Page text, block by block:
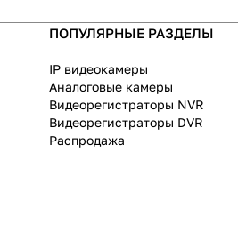
ПОПУЛЯРНЫЕ РАЗДЕЛЫ
IP видеокамеры
Аналоговые камеры
Видеорегистраторы NVR
Видеорегистраторы DVR
Распродажа